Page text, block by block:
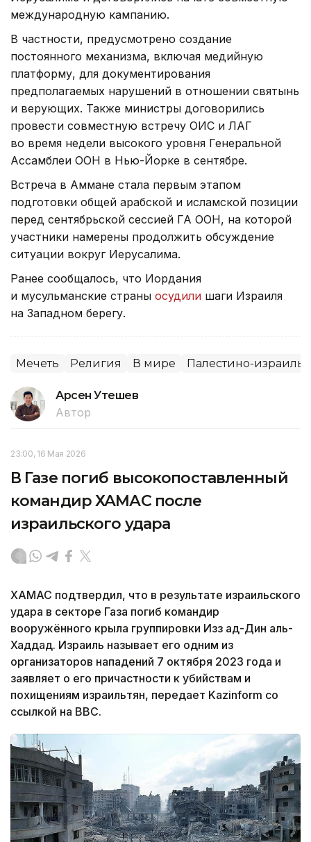
международную кампанию.
В частности, предусмотрено создание
постоянного механизма, включая медийную
платформу, для документирования
предполагаемых нарушений в отношении святынь
и верующих. Также министры договорились
провести совместную встречу ОИС и ЛАГ
во время недели высокого уровня Генеральной
Ассамблеи ООН в Нью-Йорке в сентябре.
Встреча в Аммане стала первым этапом
подготовки общей арабской и исламской позиции
перед сентябрьской сессией ГА ООН, на которой
участники намерены продолжить обсуждение
ситуации вокруг Иерусалима.
Ранее сообщалось, что Иордания
и мусульманские страны осудили шаги Израиля
на Западном берегу.
Мечеть Религия В мире Палестино-
Арсен Утешев
Автор
23:00, 16 Мая 2026
В Газе погиб высокопоставленный
командир ХАМАС после
израильского удара
ХАМАС подтвердил, что в результате израильского
удара в секторе Газа погиб командир
вооружённого крыла группировки Изз ад-Дин аль-
Хаддад. Израиль называет его одним из
организаторов нападений 7 октября 2023 года и
заявляет о его причастности к убийствам и
похищениям израильтян, передает Kazinform со
ссылкой на BBC.